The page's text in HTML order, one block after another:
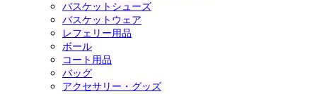
バスケットシューズ
バスケットウェア
レフェリー用品
ボール
コート用品
バッグ
アクセサリー・グッズ